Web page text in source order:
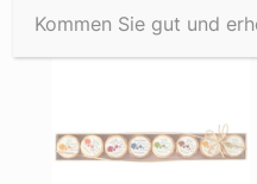
Kommen Sie gut und